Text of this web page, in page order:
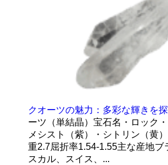
クオーツの魅力：多彩な輝きを
ーツ（単結晶）宝石名・ロック
メシスト（紫）・シトリン（黄
重2.7屈折率1.54-1.55主な産地ブ
スカル、スイス、...